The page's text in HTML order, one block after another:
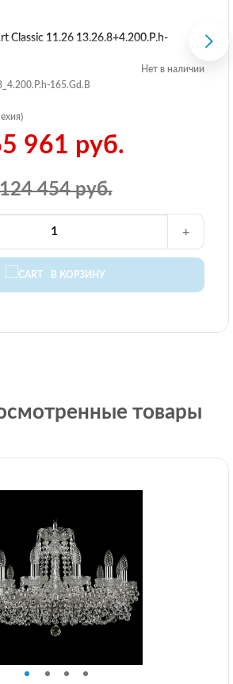
Classic 11.26 13.26.8+4.200.P.h-
Нет в наличии
165.Gd.B
454 руб.
961 руб.
В КОРЗИНУ
+
товары